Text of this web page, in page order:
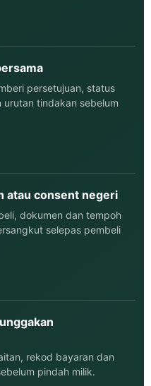
persetujuan, status
tindakan sebelum
atau consent negeri
dokumen dan tempoh
selepas pembeli
rekod bayaran dan
pindah milik.